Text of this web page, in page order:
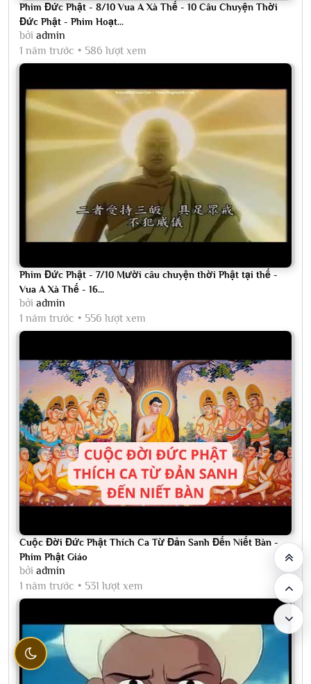
Phim Đức Phật - 8/10 Vua A Xà Thế - 10 Câu Chuyện Thời
Đức Phật - Phim Hoạt...
bởi admin
1 năm trước
586 lượt xem
Phim Đức Phật - 7/10 Mười câu chuyện thời Phật tại thế -
Vua A Xà Thế - 16...
bởi admin
1 năm trước
556 lượt xem
Cuộc Đời Đức Phật Thích Ca Từ Đản Sanh Đến Niết Bàn -
Phim Phật Giáo
bởi admin
1 năm trước
531 lượt xem